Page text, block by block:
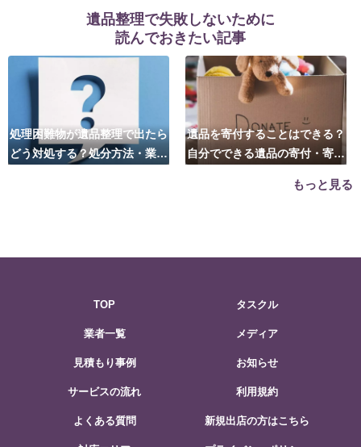
遺品整理で失敗しないために
読んでおきたい記事
処理困難物が遺品整理で出たら
どう対処する？処分方法・業者
遺品を寄付することはできる？
自分でできる遺品の寄付・寄贈
もっと見る
TOP
業者一覧
見積もり事例
サービスの流れ
よくある質問
タスクル
メディア
お知らせ
利用規約
新規出店の方はこちら